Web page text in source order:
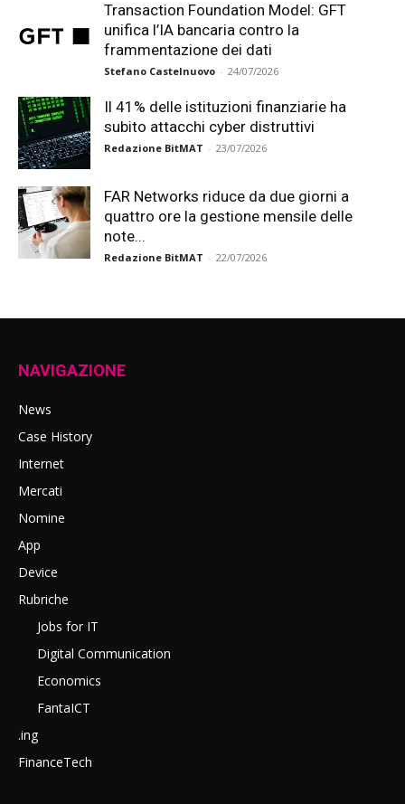
Transaction Foundation Model: GFT
unifica l’IA bancaria contro la
frammentazione dei dati
Stefano Castelnuovo - 24/07/2026
Il 41% delle istituzioni finanziarie ha
subito attacchi cyber distruttivi
Redazione BitMAT - 23/07/2026
FAR Networks riduce da due giorni a
quattro ore la gestione mensile delle
note...
Redazione BitMAT - 22/07/2026
NAVIGAZIONE
News
Case History
Internet
Mercati
Nomine
App
Device
Rubriche
Jobs for IT
Digital Communication
Economics
FantaICT
.ing
FinanceTech